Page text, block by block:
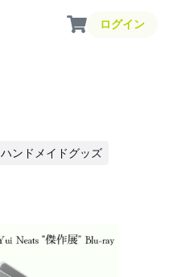
ログイン
ハンドメイドグッズ